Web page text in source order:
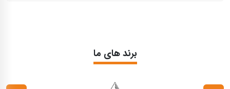
برند های ما